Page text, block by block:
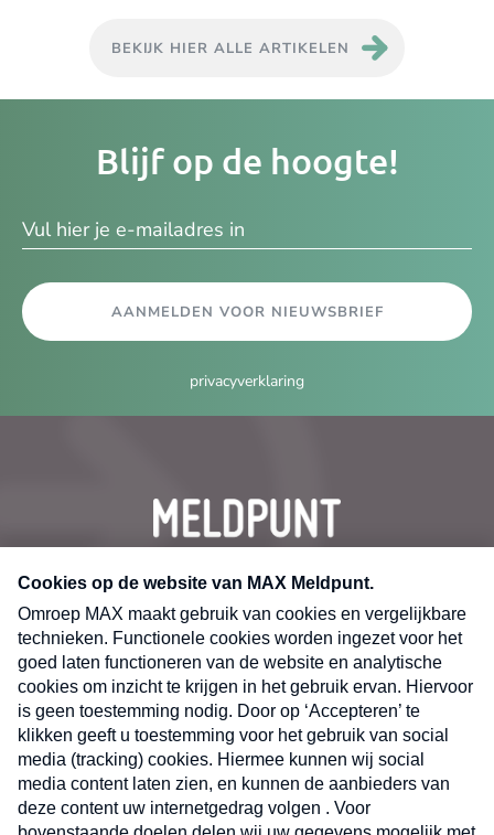
BEKIJK HIER ALLE ARTIKELEN
Blijf op de hoogte!
AANMELDEN VOOR NIEUWSBRIEF
privacyverklaring
CONTACT
Volg ons op